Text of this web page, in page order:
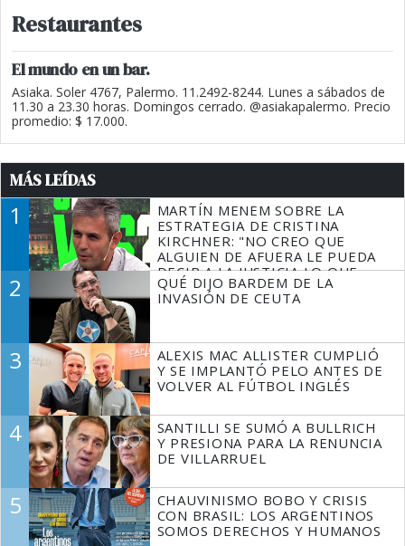
Restaurantes
El mundo en un bar.
Asiaka. Soler 4767, Palermo. 11.2492-8244. Lunes a sábados de
11.30 a 23.30 horas. Domingos cerrado. @asiakapalermo. Precio
promedio: $ 17.000.
MÁS LEÍDAS
1
MARTÍN MENEM SOBRE LA
ESTRATEGIA DE CRISTINA
KIRCHNER: "NO CREO QUE
ALGUIEN DE AFUERA LE PUEDA
DECIR A LA JUSTICIA LO QUE
TIENE QUE HACER"
2
QUÉ DIJO BARDEM DE LA
INVASIÓN DE CEUTA
3
ALEXIS MAC ALLISTER CUMPLIÓ
Y SE IMPLANTÓ PELO ANTES DE
VOLVER AL FÚTBOL INGLÉS
4
SANTILLI SE SUMÓ A BULLRICH
Y PRESIONA PARA LA RENUNCIA
DE VILLARRUEL
5
CHAUVINISMO BOBO Y CRISIS
CON BRASIL: LOS ARGENTINOS
SOMOS DERECHOS Y HUMANOS